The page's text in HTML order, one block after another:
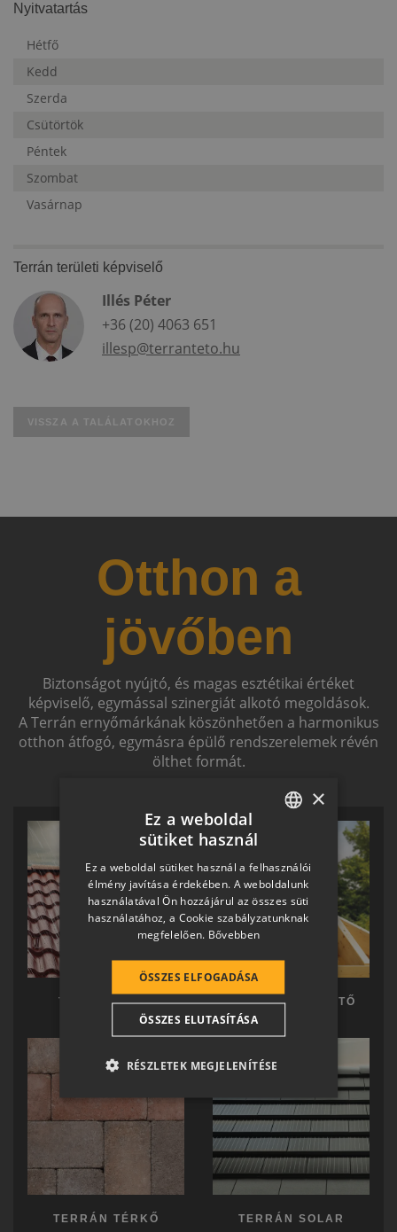
Nyitvatartás
Hétfő
Kedd
Szerda
Csütörtök
Péntek
Szombat
Vasárnap
Terrán területi képviselő
Illés Péter
+36 (20) 4063 651
illesp@terranteto.hu
VISSZA A TALÁLATOKHOZ
Otthon a
jövőben
Biztonságot nyújtó, és magas esztétikai értéket
képviselő, egymással szinergiát alkotó megoldások.
A Terrán ernyőmárkának köszönhetően a harmonikus
otthon átfogó, egymásra épülő rendszerelemek révén
ölthet formát.
TERRÁN TETŐ TERRÁN KÉSZTETŐ
TERRÁN TÉRKŐ TERRÁN SOLAR
HUNGARIAN
SLOVAK
GERMAN
ROMANIAN
CROATIAN
SR
RO-HU
ITALIAN
×
Ez a weboldal
sütiket használ
Ez a weboldal sütiket használ a felhasználói
élmény javítása érdekében. A weboldalunk
használatával Ön hozzájárul az összes süti
használatához, a Cookie szabályzatunknak
megfelelően. Bővebben
ÖSSZES ELFOGADÁSA
ÖSSZES ELUTASÍTÁSA
RÉSZLETEK MEGJELENÍTÉSE